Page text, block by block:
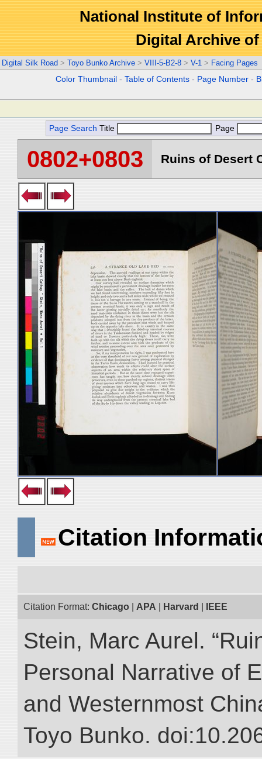
National Institute of
Digital Archive
Digital Silk Road > Toyo Bunko Archive > VIII-5-B2-8 > V-1 > Facing Pages
Color Thumbnail -Table of Contents - Page Number -
Page Search Title Page
0802+0803 Ruins of Desert
Citation
Citation Format: Chicago APA Harvard IEEE
Stein, Marc Aurel.
Personal Narrative of
and Westernmost
Toyo Bunko.